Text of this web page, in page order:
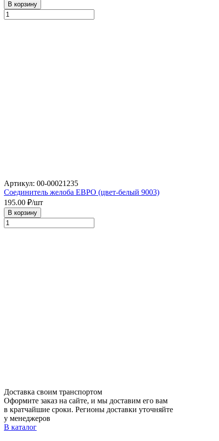
В корзину
Артикул: 00-00021235
Соединитель желоба ЕВРО (цвет-белый 9003)
195.00 ₽/шт
В корзину
Доставка своим транспортом
Оформите заказ на сайте, и мы доставим его вам
в кратчайшие сроки. Регионы доставки уточняйте
у менеджеров
В каталог